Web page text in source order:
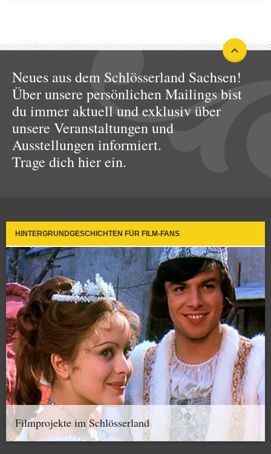
Neues aus dem Schlösserland Sachsen!
Über unsere persönlichen Mailings bist
du immer aktuell und exklusiv über
unsere Veranstaltungen und
Ausstellungen informiert.
Trage dich hier ein.
HINTERGRUNDGESCHICHTEN FÜR FILM-FANS
Filmprojekte im Schlösserland